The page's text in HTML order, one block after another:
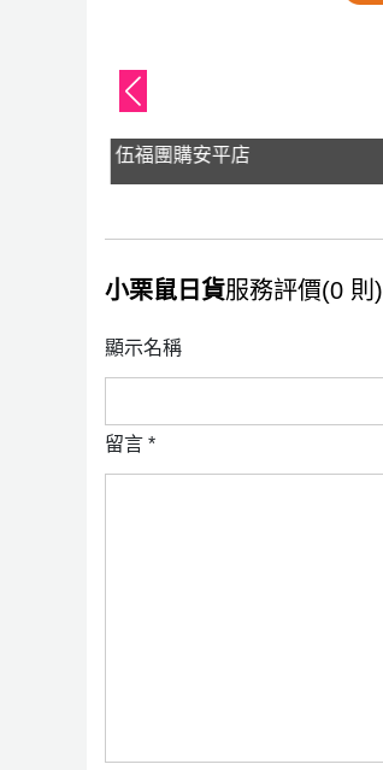
伍福團購安平店
小栗鼠日貨服務評價(0 則)
顯示名稱
留言 *